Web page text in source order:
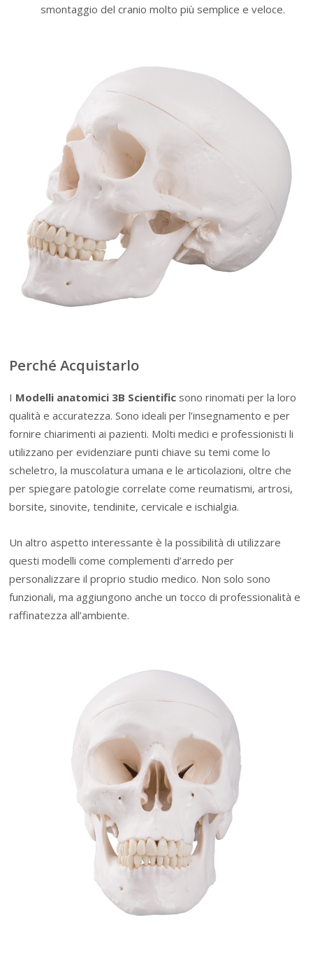
smontaggio del cranio molto più semplice e veloce.
Perché Acquistarlo
I Modelli anatomici 3B Scientific sono rinomati per la loro
qualità e accuratezza. Sono ideali per l’insegnamento e per
fornire chiarimenti ai pazienti. Molti medici e professionisti li
utilizzano per evidenziare punti chiave su temi come lo
scheletro, la muscolatura umana e le articolazioni, oltre che
per spiegare patologie correlate come reumatismi, artrosi,
borsite, sinovite, tendinite, cervicale e ischialgia.
Un altro aspetto interessante è la possibilità di utilizzare
questi modelli come complementi d’arredo per
personalizzare il proprio studio medico. Non solo sono
funzionali, ma aggiungono anche un tocco di professionalità e
raffinatezza all’ambiente.